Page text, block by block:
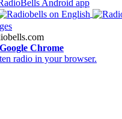
Chrome
radio in your browser.